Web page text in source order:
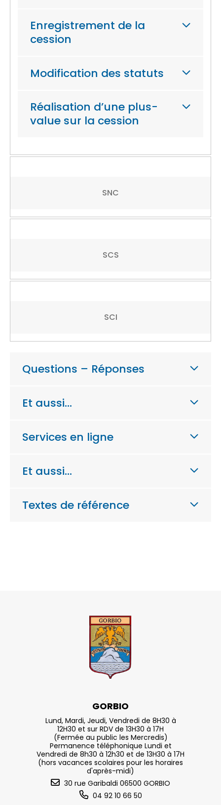
Enregistrement de la
cession
Modification des statuts
Réalisation d’une plus-
value sur la cession
SNC
SCS
SCI
Questions – Réponses
Et aussi…
Services en ligne
Et aussi…
Textes de référence
GORBIO
Lund, Mardi, Jeudi, Vendredi de 8H30 à
12H30 et sur RDV de 13H30 à 17H
(Fermée au public les Mercredis)
Permanence téléphonique Lundi et
Vendredi de 8h30 à 12h30 et de 13H30 à 17H
(hors vacances scolaires pour les horaires
d'après-midi)
30 rue Garibaldi 06500 GORBIO
04 92 10 66 50